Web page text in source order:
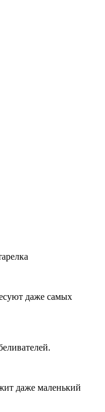
даже самых
даже маленький